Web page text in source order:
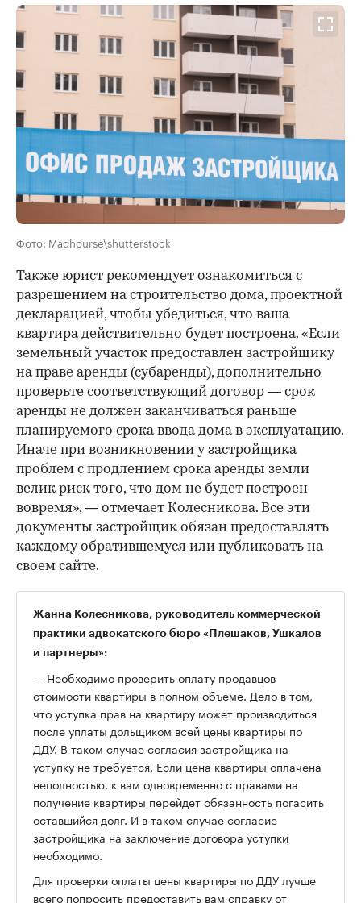
Фото: Madhourse\shutterstock
Также юрист рекомендует ознакомиться с
разрешением на строительство дома, проектной
декларацией, чтобы убедиться, что ваша
квартира действительно будет построена. «Если
земельный участок предоставлен застройщику
на праве аренды (субаренды), дополнительно
проверьте соответствующий договор — срок
аренды не должен заканчиваться раньше
планируемого срока ввода дома в эксплуатацию.
Иначе при возникновении у застройщика
проблем с продлением срока аренды земли
велик риск того, что дом не будет построен
вовремя», — отмечает Колесникова. Все эти
документы застройщик обязан предоставлять
каждому обратившемуся или публиковать на
своем сайте.
Жанна Колесникова, руководитель коммерческой
практики адвокатского бюро «Плешаков, Ушкалов
и партнеры»:
— Необходимо проверить оплату продавцов
стоимости квартиры в полном объеме. Дело в том,
что уступка прав на квартиру может производиться
после уплаты дольщиком всей цены квартиры по
ДДУ. В таком случае согласия застройщика на
уступку не требуется. Если цена квартиры оплачена
неполностью, к вам одновременно с правами на
получение квартиры перейдет обязанность погасить
оставшийся долг. И в таком случае согласие
застройщика на заключение договора уступки
необходимо.
Для проверки оплаты цены квартиры по ДДУ лучше
всего попросить предоставить вам справку от